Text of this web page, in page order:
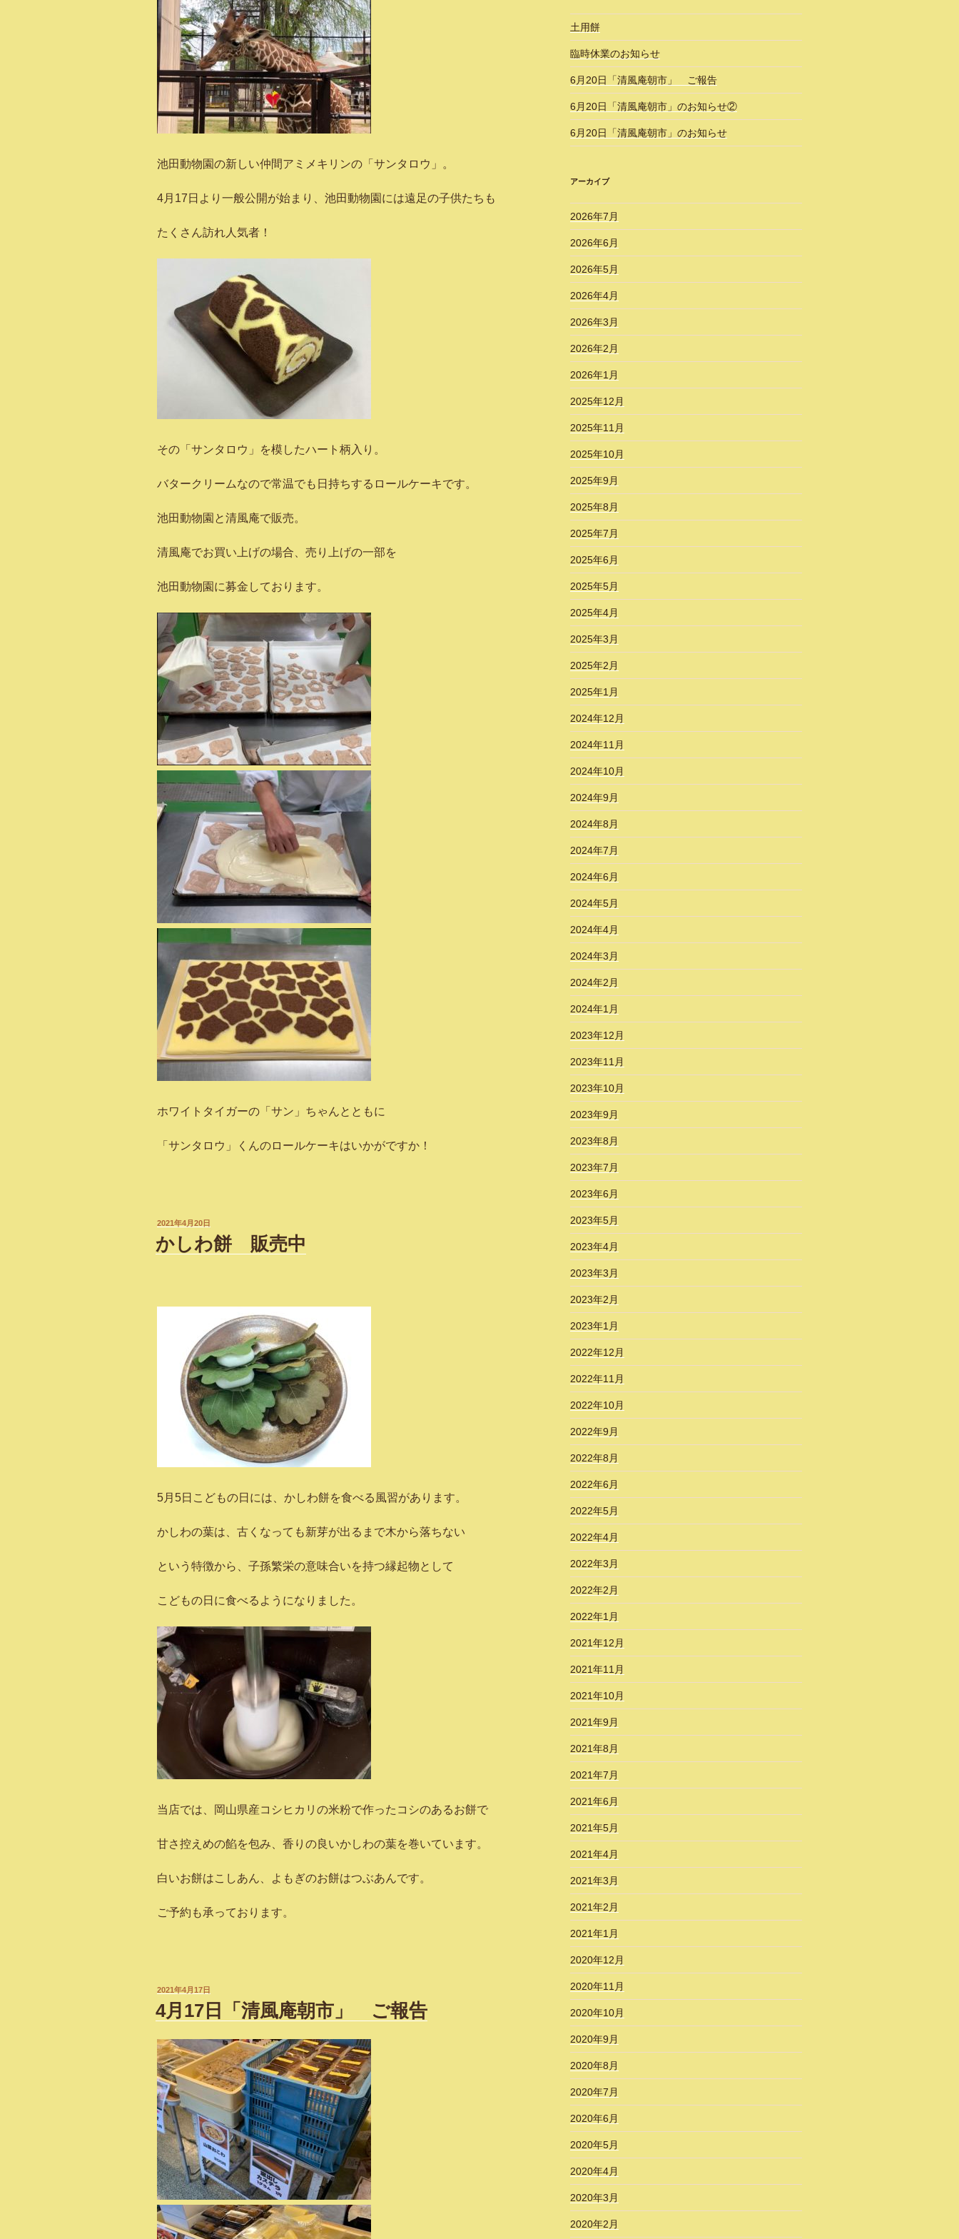
池田動物園の新しい仲間アミメキリンの「サンタロウ」。
4月17日より一般公開が始まり、池田動物園には遠足の子供たちも
たくさん訪れ人気者！
その「サンタロウ」を模したハート柄入り。
バタークリームなので常温でも日持ちするロールケーキです。
池田動物園と清風庵で販売。
清風庵でお買い上げの場合、売り上げの一部を
池田動物園に募金しております。
ホワイトタイガーの「サン」ちゃんとともに
「サンタロウ」くんのロールケーキはいかがですか！
投
稿
日:
2021年4月20日
かしわ餅 販売中
5月5日こどもの日には、かしわ餅を食べる風習があります。
かしわの葉は、古くなっても新芽が出るまで木から落ちない
という特徴から、子孫繁栄の意味合いを持つ縁起物として
こどもの日に食べるようになりました。
当店では、岡山県産コシヒカリの米粉で作ったコシのあるお餅で
甘さ控えめの餡を包み、香りの良いかしわの葉を巻いています。
白いお餅はこしあん、よもぎのお餅はつぶあんです。
ご予約も承っております。
投
日:
2021年4月17日
4月17日「清風庵朝市」 ご報告
土用餅
臨時休業のお知らせ
6月20日「清風庵朝市」 ご報告
6月20日「清風庵朝市」のお知らせ②
6月20日「清風庵朝市」のお知らせ
アーカイブ
2026年7月
2026年6月
2026年5月
2026年4月
2026年3月
2026年2月
2026年1月
2025年12月
2025年11月
2025年10月
2025年9月
2025年8月
2025年7月
2025年6月
2025年5月
2025年4月
2025年3月
2025年2月
2025年1月
2024年12月
2024年11月
2024年10月
2024年9月
2024年8月
2024年7月
2024年6月
2024年5月
2024年4月
2024年3月
2024年2月
2024年1月
2023年12月
2023年11月
2023年10月
2023年9月
2023年8月
2023年7月
2023年6月
2023年5月
2023年4月
2023年3月
2023年2月
2023年1月
2022年12月
2022年11月
2022年10月
2022年9月
2022年8月
2022年6月
2022年5月
2022年4月
2022年3月
2022年2月
2022年1月
2021年12月
2021年11月
2021年10月
2021年9月
2021年8月
2021年7月
2021年6月
2021年5月
2021年4月
2021年3月
2021年2月
2021年1月
2020年12月
2020年11月
2020年10月
2020年9月
2020年8月
2020年7月
2020年6月
2020年5月
2020年4月
2020年3月
2020年2月